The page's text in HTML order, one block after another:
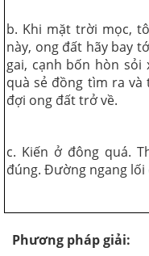
b. Khi mặt trời mọc,
này, ong đất hãy bay
gai, cạnh bốn hòn
quà sẻ đồng tìm ra và
đợi ong đất trở về.
c. Kiến ở đông quá.
đúng. Đường ngang lối
Phương pháp giải: